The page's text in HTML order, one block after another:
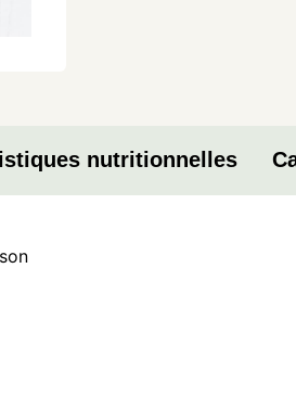
nutritionnelles